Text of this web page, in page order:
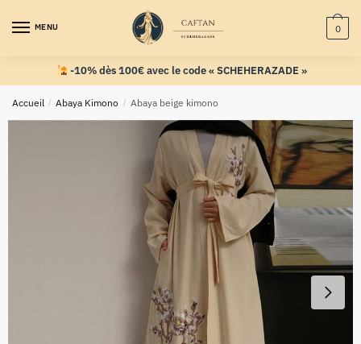
MENU 0
-10% dès 100€ avec le code « SCHEHERAZADE »
Accueil / Abaya Kimono / Abaya beige kimono